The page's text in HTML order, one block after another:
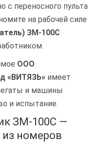
с переносного пульта
на рабочей силе
ЗМ-100С
ООО
«ВИТЯЗЬ» имеет
и машины
и испытание.
ЗМ-100С —
номеров